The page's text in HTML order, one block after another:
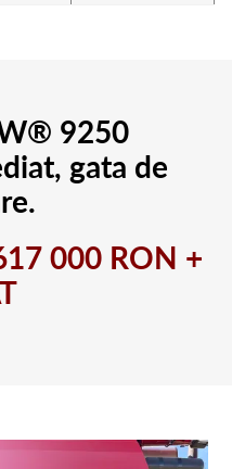
9250
gata de
000 RON +